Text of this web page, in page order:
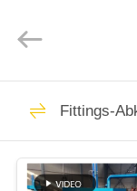
HAUS
Rights
Reserved.
Fittings-